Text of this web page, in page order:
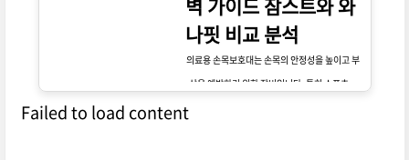
들에게 사랑받고 있습니다. 손목보호대는 손목을
안정화하고 부상을 예방하는 데 큰 도움이 됩니
다. 이 글에서는 손목보호대의 기능, 종류, 그리고
선택 시 고려해야 할 사항들에 대해 자세히 알아
벽 가이드 잠스트와 와
나핏 비교 분석
의료용 손목보호대는 손목의 안정성을 높이고 부
상을 예방하기 위한 장비입니다. 특히 스포츠를
즐기는 사람들이나 손목에 무리를 주는 작업을 하
Failed to load content